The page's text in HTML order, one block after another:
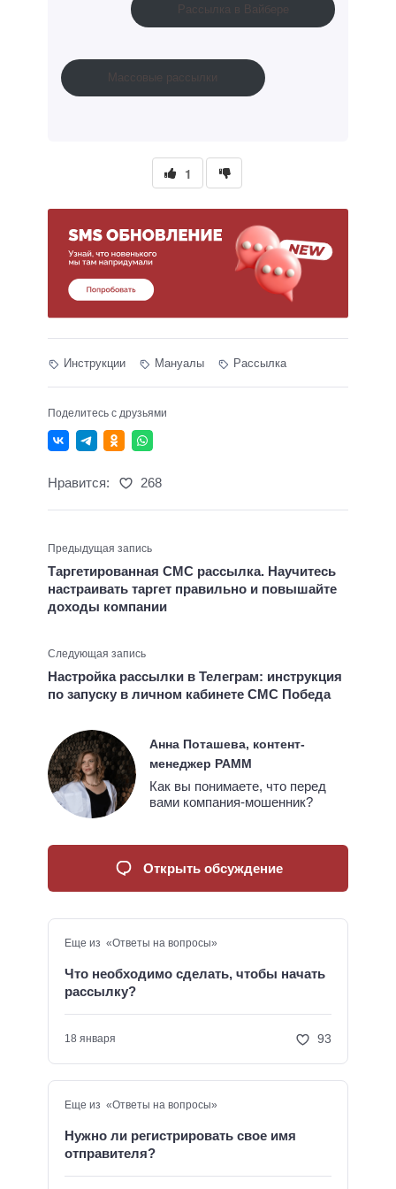
Рассылка в Вайбере
Массовые рассылки
1
Инструкции Мануалы Рассылка
Поделитесь с друзьями
Нравится: 268
Предыдущая запись
Таргетированная СМС рассылка. Научитесь
настраивать таргет правильно и повышайте
доходы компании
Следующая запись
Настройка рассылки в Телеграм: инструкция
по запуску в личном кабинете СМС Победа
Анна Поташева, контент-
менеджер РАММ
Как вы понимаете, что перед
вами компания-мошенник?
Открыть обсуждение
Еще из «Ответы на вопросы»
Что необходимо сделать, чтобы начать
рассылку?
18 января 93
Еще из «Ответы на вопросы»
Нужно ли регистрировать свое имя
отправителя?